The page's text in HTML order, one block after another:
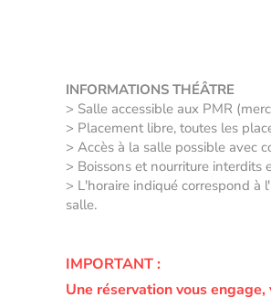
INFORMATIONS THÉÂTRE
> Salle accessible aux PMR
> Placement libre, toutes les
> Accès à la salle possible avec
> Boissons et nourriture
> L'horaire indiqué correspond à
salle.
IMPORTANT :
Une réservation vous